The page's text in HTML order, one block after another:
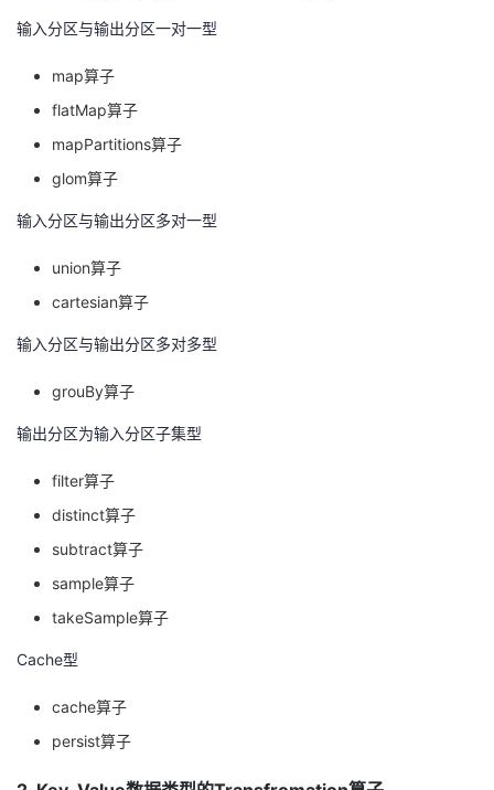
的
开
者
学
我
的
课
我
的
证
我
实
的
藏
我
的
Programs
我
支
持
的
技
术
持
我
的
云
建
输入分区与输出分区一对一型
map算子
flatMap算子
mapPartitions算子
glom算子
输入分区与输出分区多对一型
union算子
cartesian算子
输入分区与输出分区多对多型
grouBy算子
输出分区为输入分区子集型
filter算子
distinct算子
subtract算子
sample算子
takeSample算子
Cache型
cache算子
persist算子